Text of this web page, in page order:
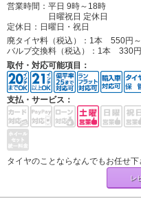
営業時間：平日 9時～18時
日曜祝日 定休日
定休日： 日曜日・祝日
廃タイヤ料（税込）： 1本 550円～
バルブ交換料（税込）： 1本 330円
取付・対応可能項目：
支払・サービス：
タイヤのことならなんでもお任せ下
レ